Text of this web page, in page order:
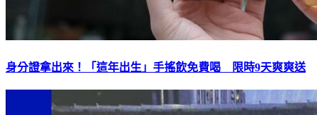
身分證拿出來！「這年出生」手搖飲免費喝 限時9天爽爽送